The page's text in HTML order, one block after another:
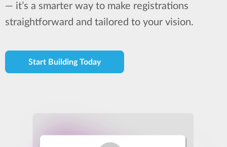
— it’s a smarter way to make registrations
straightforward and tailored to your vision.
Start Building Today